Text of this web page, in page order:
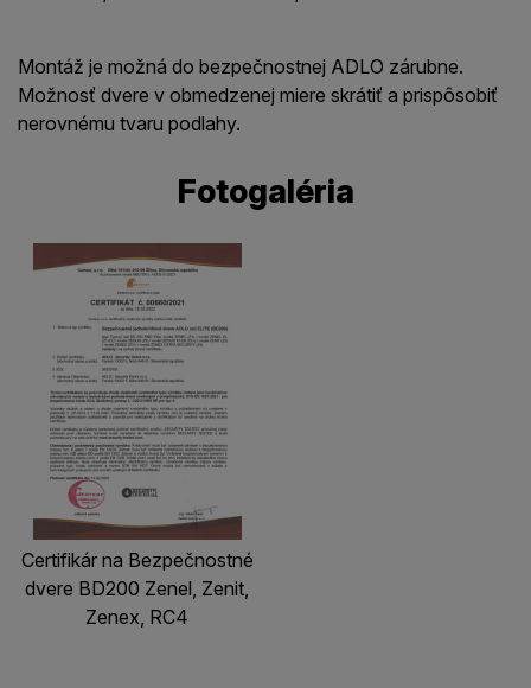
Montáž je možná do bezpečnostnej ADLO zárubne.
Možnosť dvere v obmedzenej miere skrátiť a prispôsobiť
nerovnému tvaru podlahy.
Fotogaléria
Certifikár na Bezpečnostné
dvere BD200 Zenel, Zenit,
Zenex, RC4